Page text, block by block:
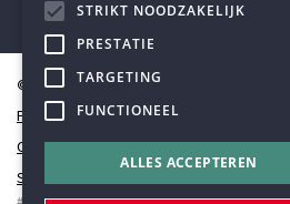
© Humanistisch Verbond 2026
Privacy
Cookiestatement
Sitemap
STRIKT NOODZAKELIJK
PRESTATIE
TARGETING
FUNCTIONEEL
ALLES ACCEPTEREN